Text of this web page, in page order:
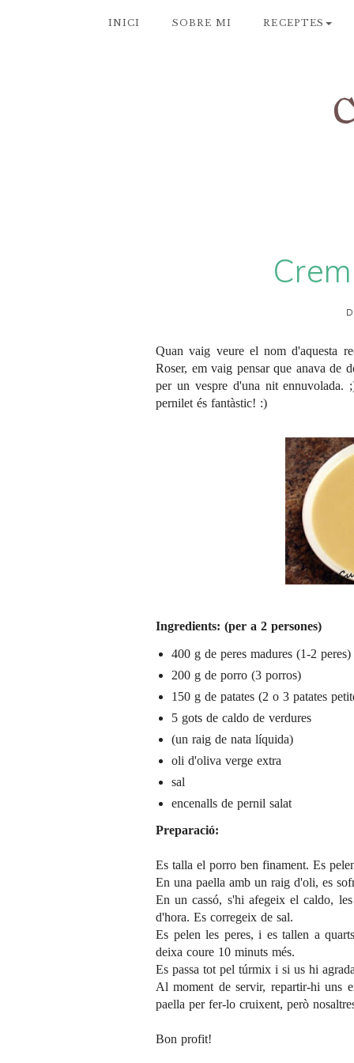
INICI SOBRE MI RECEPTES
Quan vaig veure el nom d'aquesta
Roser, em vaig pensar que anava de
per un vespre d'una nit ennuvolada.
pernilet és fantàstic! :)
Ingredients: (per a 2 persones)
400 g de peres madures (1-2 peres)
200 g de porro (3 porros)
150 g de patates (2 o 3 patates
5 gots de caldo de verdures
(un raig de nata líquida)
oli d'oliva verge extra
sal
encenalls de pernil salat
Preparació:
Es talla el porro ben finament. Es
En una paella amb un raig d'oli, es
En un cassó, s'hi afegeix el caldo,
d'hora. Es corregeix de sal.
Es pelen les peres, i es tallen a
deixa coure 10 minuts més.
Es passa tot pel túrmix i si us hi
Al moment de servir, repartir-hi uns
paella per fer-lo cruixent, però
Bon profit!